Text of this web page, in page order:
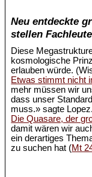
Neu entdeckte
stellen
Diese
kosmologische
erlauben würde.
Etwas stimmt nicht
mehr müssen wir
dass unser
muss.» sagte
Die Quasare, der
damit wären wir
ein derartiges
zu suchen hat (Mt